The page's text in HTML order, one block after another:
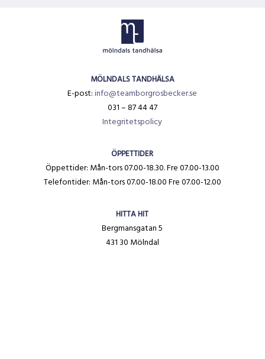
MÖLNDALS TANDHÄLSA
E-post:info@teamborgrosbecker.se
031 – 87 44 47
Integritetspolicy
ÖPPETTIDER
Öppettider: Mån-tors 07.00-18.30. Fre 07.00-13.00
Telefontider: Mån-tors 07.00-18.00 Fre 07.00-12.00
HITTA HIT
Bergmansgatan 5
431 30 Mölndal